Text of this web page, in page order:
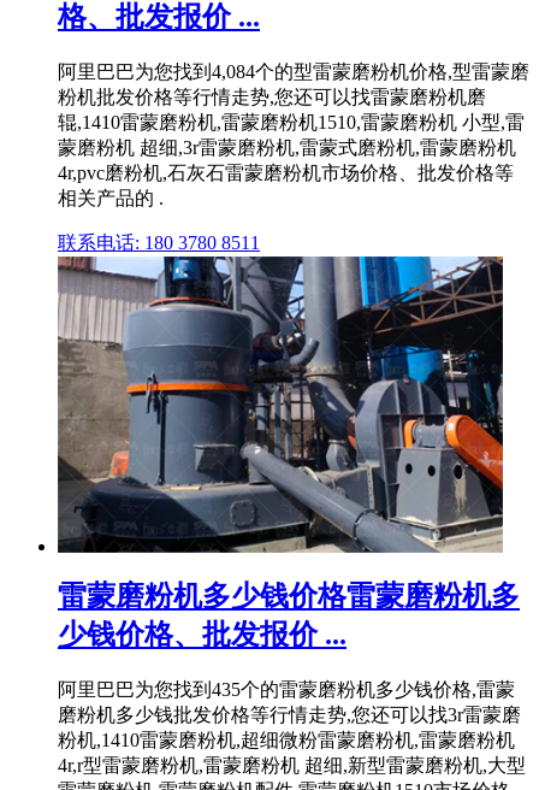
格、批发报价 ...
阿里巴巴为您找到4,084个的型雷蒙磨粉机价格,型雷蒙磨
粉机批发价格等行情走势,您还可以找雷蒙磨粉机磨
辊,1410雷蒙磨粉机,雷蒙磨粉机1510,雷蒙磨粉机 小型,雷
蒙磨粉机 超细,3r雷蒙磨粉机,雷蒙式磨粉机,雷蒙磨粉机
4r,pvc磨粉机,石灰石雷蒙磨粉机市场价格、批发价格等
相关产品的 .
联系电话: 180 3780 8511
雷蒙磨粉机多少钱价格雷蒙磨粉机多
少钱价格、批发报价 ...
阿里巴巴为您找到435个的雷蒙磨粉机多少钱价格,雷蒙
磨粉机多少钱批发价格等行情走势,您还可以找3r雷蒙磨
粉机,1410雷蒙磨粉机,超细微粉雷蒙磨粉机,雷蒙磨粉机
4r,r型雷蒙磨粉机,雷蒙磨粉机 超细,新型雷蒙磨粉机,大型